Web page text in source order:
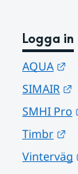
Logga in
AQUA
SIMAIR
SMHI Pro
Timbr
Vinterväg